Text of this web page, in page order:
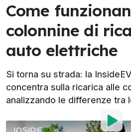
Come
colonnine di
auto elettriche
Si torna su strada: la
concentra sulla ricarica alle
analizzando le differenze tra